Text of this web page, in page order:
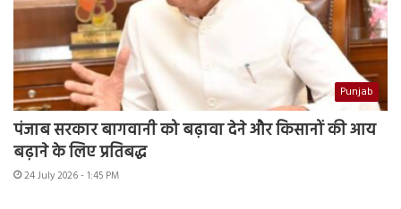
Punjab
पंजाब सरकार बागवानी को बढ़ावा देने और किसानों की आय
बढ़ाने के लिए प्रतिबद्ध
24 July 2026 - 1:45 PM